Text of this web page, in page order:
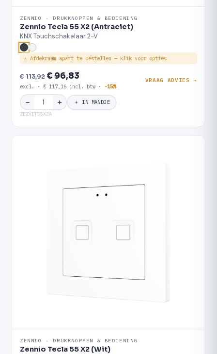
ZENNIO · DRUKKNOPPEN & BEDIENING
Zennio Tecla 55 X2 (Antraciet)
KNX Touchschakelaar 2-V
⚠ Afdekraam apart te bestellen — klik voor opties
€ 113,92€ 96,83
excl. · € 117,16 incl. btw · -15%
VRAAG ADVIES →
− ＋ ＋ IN MANDJE
ZEZVIT55X2A
ZENNIO · DRUKKNOPPEN & BEDIENING
Zennio Tecla 55 X2 (Wit)